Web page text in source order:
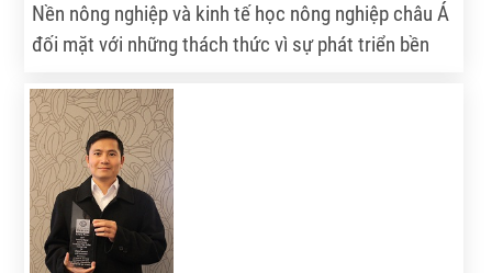
Nền nông nghiệp và kinh tế học nông nghiệp châu Á
đối mặt với những thách thức vì sự phát triển bền